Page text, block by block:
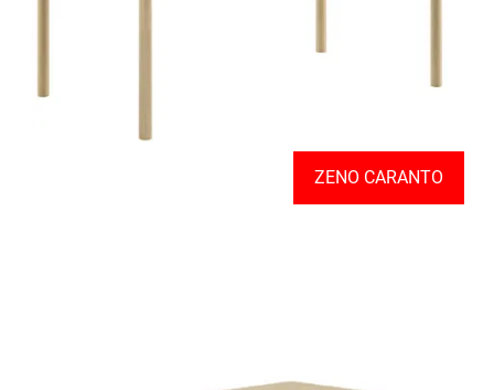
ZENO CARANTO